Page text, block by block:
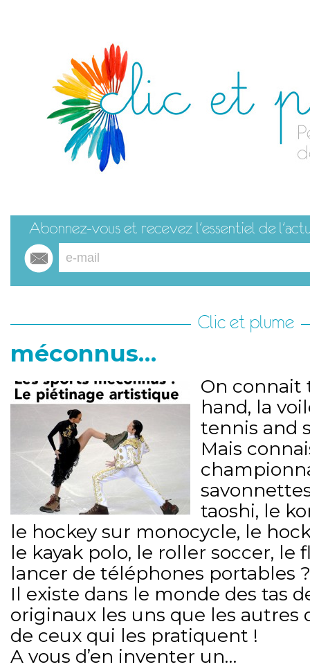
Clic et plume
méconnus…
On connait
hand, la
tennis and
Mais
taoshi, le
le hockey sur monocycle, le
le kayak polo, le roller soccer, le
lancer de téléphones portables
Il existe dans le monde des tas
originaux les uns que les
de ceux qui les pratiquent !
A vous d’en inventer un…